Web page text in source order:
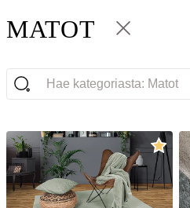
MATOT Takaisin
Hae kategoriasta: Matot